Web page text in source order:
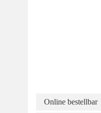
Online bestellbar